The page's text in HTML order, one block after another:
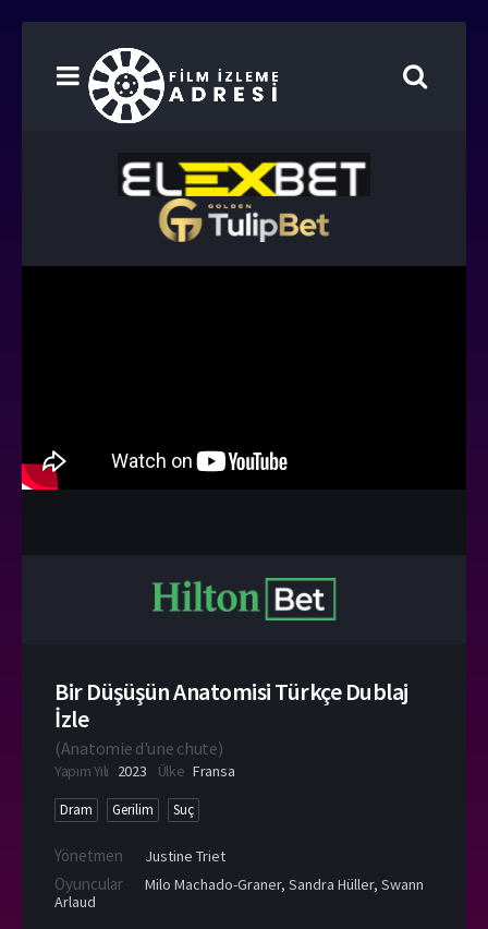
Bir Düşüşün Anatomisi Türkçe Dublaj
İzle
(Anatomie d'une chute)
Yapım Yılı 2023 Ülke Fransa
Dram Gerilim Suç
Yönetmen Justine Triet
Oyuncular Milo Machado-Graner, Sandra Hüller, Swann
Arlaud